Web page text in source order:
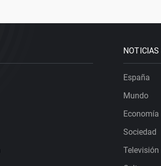
NOTICIAS
España
Mundo
Economía
Sociedad
Televisión